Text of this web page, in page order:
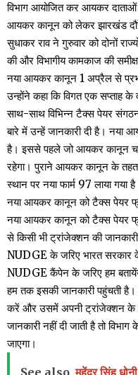
विभाग आयोजित कर आयकर
आयकर कानून को लेकर झारखंड
सुधाकर राव ने गुरुवार को दोनों
की और विभागीय कामकाज की
नया आयकर कानून 1 अप्रैल से
उन्होंने कहा कि विगत एक सप्ताह
साथ-साथ विभिन्न टैक्स पेयर
बारे में उन्हें जानकारी दी है। नया
है। इससे पहले जो आयकर कानून
रहेगा। पुराने आयकर कानून के
स्थान पर नया फार्म 97 लाया गया
नया आयकर कानून को टैक्स पेयर
नया आयकर कानून को टैक्स पेयर
से किसी भी ट्रांजेक्शन की
NUDGE के जरिए भारत सरकार
NUDGE कैंपेन के जरिए हम
हम तक इसकी जानकारी पहुंचती
करें और उसमें अपनी ट्रांजेक्शन के
जानकारी नहीं दी जाती है तो विभाग
जाएगा।